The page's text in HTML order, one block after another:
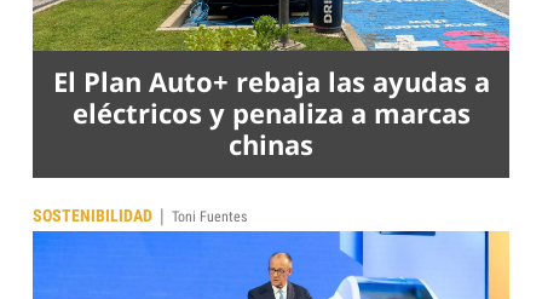
El Plan Auto+ rebaja las ayudas a
eléctricos y penaliza a marcas
chinas
SOSTENIBILIDAD | Toni Fuentes